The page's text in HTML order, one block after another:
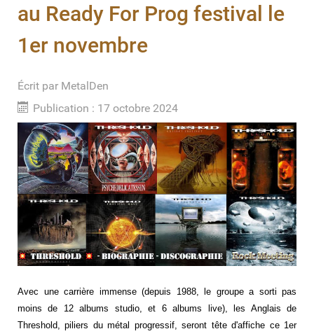
au Ready For Prog festival le
1er novembre
Écrit par MetalDen
Publication : 17 octobre 2024
Avec une carrière immense (depuis 1988, le groupe a sorti pas
moins de 12 albums studio, et 6 albums live), les Anglais de
Threshold, piliers du métal progressif,seront tête d'affiche ce 1er